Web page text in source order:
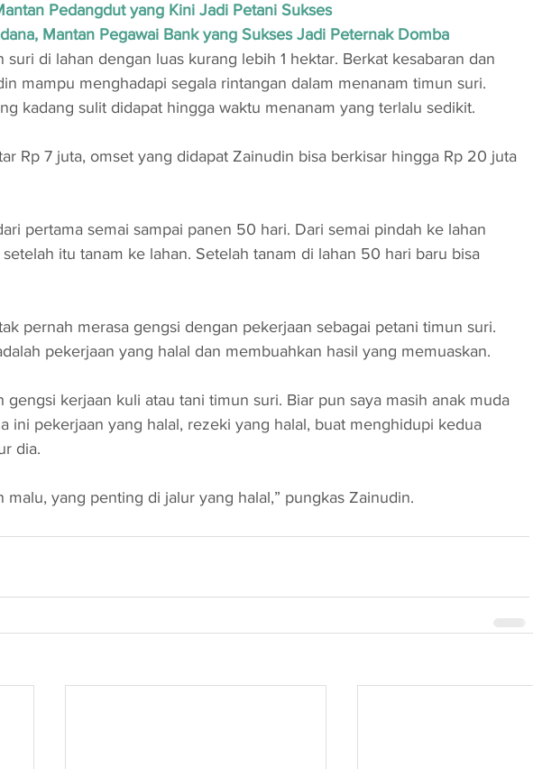
Pedangdut yang Kini Jadi Petani Sukses
Mantan Pegawai Bank yang Sukses Jadi Peternak Domba
suri di lahan dengan luas kurang lebih 1 hektar. Berkat kesabaran dan
mampu menghadapi segala rintangan dalam menanam timun suri.
kadang sulit didapat hingga waktu menanam yang terlalu sedikit.
Rp 7 juta, omset yang didapat Zainudin bisa berkisar hingga Rp 20 juta
pertama semai sampai panen 50 hari. Dari semai pindah ke lahan
itu tanam ke lahan. Setelah tanam di lahan 50 hari baru bisa
pernah merasa gengsi dengan pekerjaan sebagai petani timun suri.
pekerjaan yang halal dan membuahkan hasil yang memuaskan.
gengsi kerjaan kuli atau tani timun suri. Biar pun saya masih anak muda
ini pekerjaan yang halal, rezeki yang halal, buat menghidupi kedua
dia.
malu, yang penting di jalur yang halal,” pungkas Zainudin.